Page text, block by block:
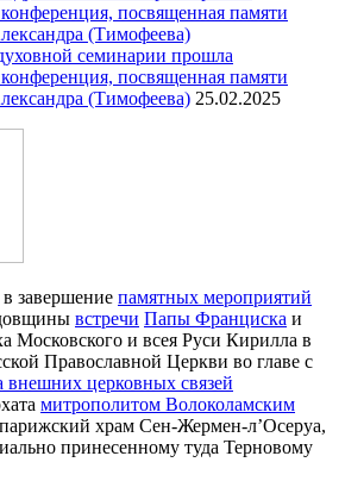
семинарии прошла
посвященная памяти
(Тимофеева) 25.02.2025
завершение памятных мероприятий
встречи Папы Франциска и
Московского и всея Руси Кирилла в
Православной Церкви во главе с
внешних церковных связей
митрополитом Волоколамским
храм Сен-Жермен-л’Осеруа,
принесенному туда Терновому